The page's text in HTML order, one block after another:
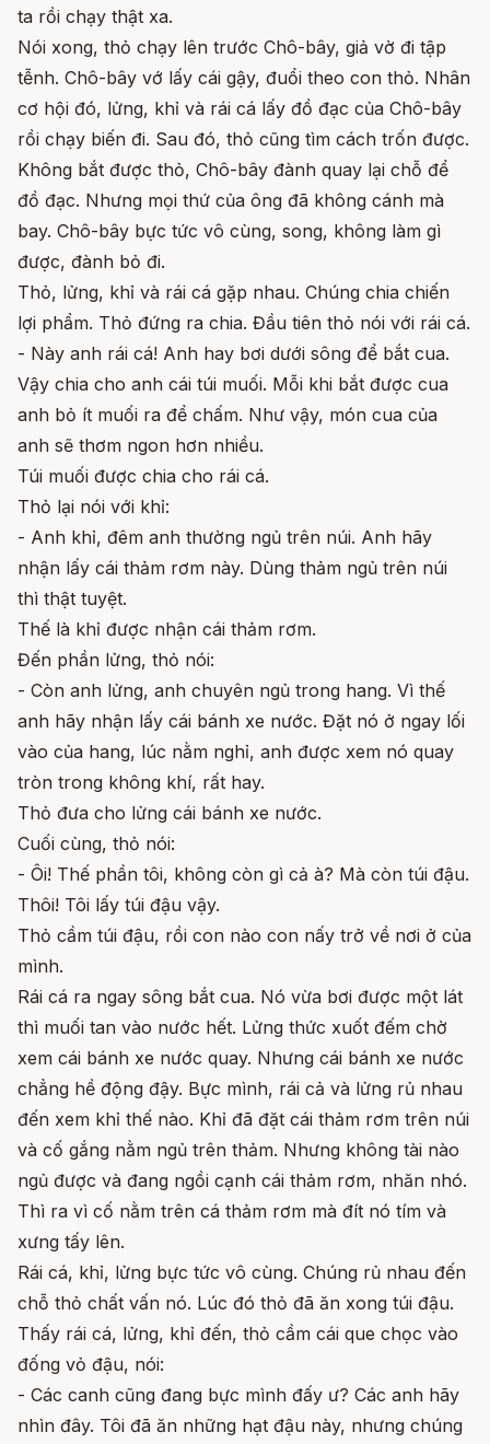
ta rồi chạy thật xa.
Nói xong, thỏ chạy lên trước Chô-bây, giả vờ đi tập
tễnh. Chô-bây vớ lấy cái gậy, đuổi theo con thỏ. Nhân
cơ hội đó, lửng, khỉ và rái cá lấy đồ đạc của Chô-bây
rồi chạy biến đi. Sau đó, thỏ cũng tìm cách trốn được.
Không bắt được thỏ, Chô-bây đành quay lại chỗ để
đồ đạc. Nhưng mọi thứ của ông đã không cánh mà
bay. Chô-bây bực tức vô cùng, song, không làm gì
được, đành bỏ đi.
Thỏ, lửng, khỉ và rái cá gặp nhau. Chúng chia chiến
lợi phẩm. Thỏ đứng ra chia. Đầu tiên thỏ nói với rái cá.
- Này anh rái cá! Anh hay bơi dưới sông để bắt cua.
Vậy chia cho anh cái túi muối. Mỗi khi bắt được cua
anh bỏ ít muối ra để chấm. Như vậy, món cua của
anh sẽ thơm ngon hơn nhiều.
Túi muối được chia cho rái cá.
Thỏ lại nói với khỉ:
- Anh khỉ, đêm anh thường ngủ trên núi. Anh hãy
nhận lấy cái thảm rơm này. Dùng thảm ngủ trên núi
thì thật tuyệt.
Thế là khỉ được nhận cái thảm rơm.
Đến phần lửng, thỏ nói:
- Còn anh lửng, anh chuyên ngủ trong hang. Vì thế
anh hãy nhận lấy cái bánh xe nước. Đặt nó ở ngay lối
vào của hang, lúc nằm nghỉ, anh được xem nó quay
tròn trong không khí, rất hay.
Thỏ đưa cho lửng cái bánh xe nước.
Cuối cùng, thỏ nói:
- Ôi! Thế phần tôi, không còn gì cả à? Mà còn túi đậu.
Thôi! Tôi lấy túi đậu vậy.
Thỏ cầm túi đậu, rồi con nào con nấy trở về nơi ở của
mình.
Rái cá ra ngay sông bắt cua. Nó vừa bơi được một lát
thì muối tan vào nước hết. Lửng thức xuốt đếm chờ
xem cái bánh xe nước quay. Nhưng cái bánh xe nước
chẳng hề động đậy. Bực mình, rái cả và lửng rủ nhau
đến xem khỉ thế nào. Khỉ đã đặt cái thảm rơm trên núi
và cố gắng nằm ngủ trên thảm. Nhưng không tài nào
ngủ được và đang ngồi cạnh cái thảm rơm, nhăn nhó.
Thì ra vì cố nằm trên cá thảm rơm mà đít nó tím và
xưng tấy lên.
Rái cá, khỉ, lửng bực tức vô cùng. Chúng rủ nhau đến
chỗ thỏ chất vấn nó. Lúc đó thỏ đã ăn xong túi đậu.
Thấy rái cá, lửng, khỉ đến, thỏ cầm cái que chọc vào
đống vỏ đậu, nói:
- Các canh cũng đang bực mình đấy ư? Các anh hãy
nhìn đây. Tôi đã ăn những hạt đậu này, nhưng chúng